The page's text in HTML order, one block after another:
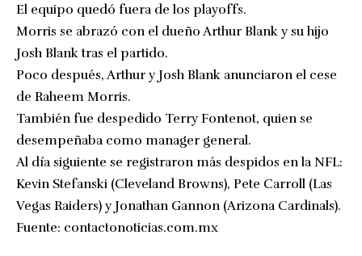
El equipo quedó fuera de los playoffs.
Morris se abrazó con el dueño Arthur Blank y su hijo
Josh Blank tras el partido.
Poco después, Arthur y Josh Blank anunciaron el cese
de Raheem Morris.
También fue despedido Terry Fontenot, quien se
desempeñaba como manager general.
Al día siguiente se registraron más despidos en la NFL:
Kevin Stefanski (Cleveland Browns), Pete Carroll (Las
Vegas Raiders) y Jonathan Gannon (Arizona Cardinals).
Fuente: contactonoticias.com.mx